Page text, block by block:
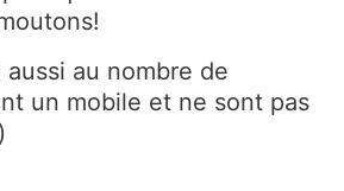
au nombre de
un mobile et ne sont pas